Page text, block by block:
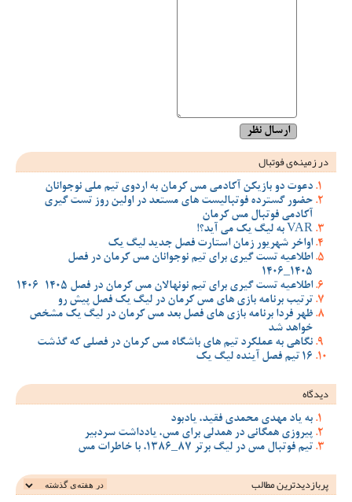
در زمینه‌ی فوتبال
دعوت دو بازیکن آکادمی مس کرمان به اردوی تیم ملی نوجوانان
حضور گسترده فوتبالیست های مستعد در اولین روز تست گیری
آکادمی فوتبال مس کرمان
VAR به لیگ یک می آید؟!
اواخر شهریور زمان استارت فصل جدید لیگ یک
اطلاعیه تست گیری برای تیم نوجوانان مس کرمان در فصل
1405_1406
اطلاعیه تست گیری برای تیم نونهالان مس کرمان در فصل 1405-1406
ترتیب برنامه بازی های مس کرمان در لیگ یک فصل پیش رو
ظهر فردا برنامه بازی های فصل بعد مس کرمان در لیگ یک مشخص
خواهد شد
نگاهی به عملکرد تیم های باشگاه مس کرمان در فصلی که گذشت
16 تیم فصل آینده لیگ یک
دیدگاه
به یاد مهدی محمدی فقید، یادبود
پیروزی همگانی در همدلی برای مس، یادداشت سردبیر
تیم فوتبال مس در لیگ برتر 87_1386، با خاطرات مس
پربازدیدترین‌ مطالب